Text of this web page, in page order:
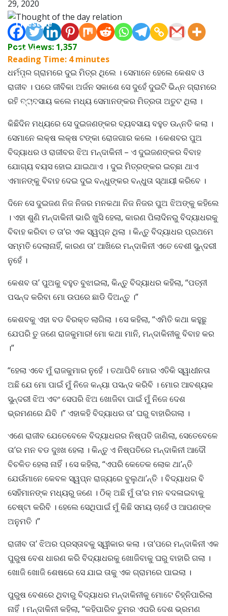
Lifestyle
Travel
Food
Astro
29, 2020
Post Views: 1,357
Reading Time: 4 minutes
ଧର୍ମପୁର ଗ୍ରାମରେ ଦୁଇ ମିତ୍ର ଥିଲେ । ସେମାନେ ହେଲେ କେଶବ ଓ
ରାଜୀବ । ପରେ ଜୀବିକା ଅର୍ଜନ ସକାଶେ ସେ ଦୁହେଁ ଦୁଇଟି ଭିନ୍ନ ଗ୍ରାମରେ
ରହି ବ୍ୟବସାୟ କଲେ ମଧ୍ୟ ସେମାନଙ୍କର ମିତ୍ରତା ଅତୁଟ ଥିଲା ।
କିଛିଦିନ ମଧ୍ୟରେ ସେ ଦୁଇଜଣଙ୍କର ବ୍ୟବସାୟ ବହୁତ ଉନ୍ନତି କଲା ।
ସେମାନେ ଲକ୍ଷ ଲକ୍ଷ ଟଙ୍କା ରୋଜଗାର କଲେ । କେଶବର ପୁଅ
ବିଦ୍ୟାଧର ଓ ରାଜୀବର ଝିଅ ମନ୍ଦାକିନୀ – ଏ ଦୁଇଜଣଙ୍କର ବିବାହ
ଯୋଗ୍ୟ ବୟସ ହୋଇ ଯାଇଥାଏ । ଦୁଇ ମିତ୍ରଙ୍କର ଇଚ୍ଛା ଥାଏ
ଏମାନଙ୍କୁ ବିବାହ ଦେଇ ଦୁଇ ବନ୍ଧୁଙ୍କର ବନ୍ଧୁତା ସ୍ଥାୟୀ କରିବେ ।
ଦିନେ ସେ ଦୁଇଜଣ ନିଜ ନିଜର ମନକଥା ନିଜ ନିଜର ପୁଅ ଝିଅଙ୍କୁ କହିଲେ
। ଏହା ଶୁଣି ମନ୍ଦାକିନୀ ଭାରି ଖୁସି ହେଲା, କାରଣ ପିଲାଦିନରୁ ବିଦ୍ୟାଧରକୁ
ବିବାହ କରିବା ତ ତା’ର ଏକ ସ୍ୱପ୍ନ ଥିଲା । କିନ୍ତୁ ବିଦ୍ୟାଧର ପ୍ରଥମେ
ସମ୍ମତି ଦେଲାନାହିଁ, କାରଣ ତା’ ଆଖିରେ ମନ୍ଦାକିନୀ ଏତେ ବେଶୀ ସୁନ୍ଦରୀ
ନୁହେଁ ।
କେଶବ ତା’ ପୁଅକୁ ବହୁତ ବୁଝାଇଲା, କିନ୍ତୁ ବିଦ୍ୟାଧର କହିଲା, “ପତ୍ନୀ
ପସନ୍ଦ କରିବା ମୋ ଉପରେ ଛାଡି ଦିଅନ୍ତୁ ।”
କେଶବକୁ ଏହା ବଡ ବିରକ୍ତ ଲାଗିଲା । ସେ କହିଲା, “ଏମିତି କଥା କହୁଛୁ
ଯେପରି ତୁ ଜଣେ ରାଜକୁମାର! ମୋ କଥା ମାନି, ମନ୍ଦାକିନୀକୁ ବିବାହ କର
।”
“ହେଲା ଏବେ ମୁଁ ରାଜକୁମାର ନୁହେଁ । ତଥାପିବି ମୋର ଏତିକି ସ୍ୱାଧୀନତା
ଅଛି ଯେ ମୋ ପାଇଁ ମୁଁ ନିଜେ କନ୍ୟା ପସନ୍ଦ କରିବି । ମୋର ଆବଶ୍ୟକ
ସୁନ୍ଦରୀ ଝିଅ ଏବଂ ସେପରି ଝିଅ ଖୋଜିବା ପାଇଁ ମୁଁ ନିଜେ ଦେଶ
ଭ୍ରମଣରେ ଯିବି ।” ଏହାକହି ବିଦ୍ୟାଧର ତା’ ଘରୁ ବାହାରିଗଲା ।
ଏଣେ ରାଜୀବ ଯେତେବେଳେ ବିଦ୍ୟାଧରର ନିଷ୍ପତି ଜାଣିଲା, ସେତେବେଳେ
ତା’ର ମନ ବଡ ଦୁଃଖ ହେଲା । କିନ୍ତୁ ଏ ନିଷ୍ପତିରେ ମନ୍ଦାକିନୀ ଆଦୌ
ବିଚଳିତ ହେଲା ନାହିଁ । ସେ କହିଲା, “ଏପରି କେତେକ ଲୋକ ଥା’ନ୍ତି
ଯେଉଁମାନେ କେବଳ ସ୍ୱପ୍ନ ରାଜ୍ୟରେ ବୁଲୁଥା’ନ୍ତି । ବିଦ୍ୟାଧର ବି
ସେହିମାନଙ୍କ ମଧ୍ୟରୁ ଜଣେ । ଠିକ୍ ଅଛି ମୁଁ ତା’ର ମନ ବଦଳାଇବାକୁ
ଚେଷ୍ଟା କରିବି । ହେଲେ ସେଥିପାଇଁ ମୁଁ କିଛି ସମୟ ଚାହେଁ ଓ ଆପଣଙ୍କ
ଅନୁମତି ।”
ରାଜୀବ ତା’ ଝିଅର ପ୍ରସ୍ତାବକୁ ସ୍ୱୀକାର କଲା । ତା’ପରେ ମନ୍ଦାକିନୀ ଏକ
ପୁରୁଷ ବେଶ ଧାରଣ କରି ବିଦ୍ୟାଧରକୁ ଖୋଜିବାକୁ ଘରୁ ବାହାରି ଗଲା ।
ଖୋଜି ଖୋଜି ଶେଷରେ ସେ ଯାଇ ତାକୁ ଏକ ଗ୍ରାମରେ ପାଇଲା ।
ପୁରୁଷ ବେଶରେ ଥିବାରୁ ବିଦ୍ୟାଧର ମନ୍ଦାକିନୀକୁ ମୋଟେ ଚିହ୍ନିପାରିଲା
ନାହିଁ । ମନ୍ଦାକିନୀ କହିଲା, “କହିପାରିବ ତୁମର ଏପରି ଦେଶ ଭ୍ରମଣ